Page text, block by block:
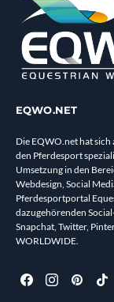
EQWO.NET
Die EQWO.net hat
den Pferdesport
Umsetzung in den
Webdesign, Social
Pferdesportportal
dazugehörenden
Snapchat, Twitter,
WORLDWIDE.